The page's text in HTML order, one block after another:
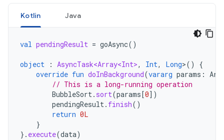
Kotlin Java
val pendingResult = goAsync()
object : AsyncTask<Array<Int>, Int, Long>()
{
override fun doInBackground(vararg params :
// This is a long-running operation
BubbleSort. sort(params [0] )
pendingResult. finish()
return 0L
}
}. execute(data)